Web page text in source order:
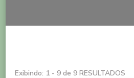
Exibindo: 1 - 9 de 9 RESULTADOS